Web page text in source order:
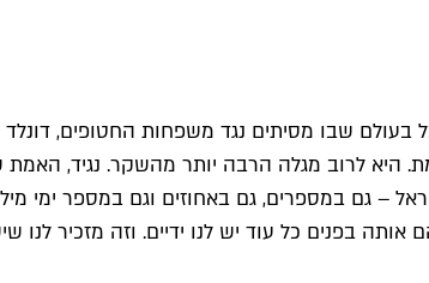
לרוב מגלה הרבה יותר מהשקר. נגיד, האמת
– גם במספרים, גם באחוזים וגם במספר ימי
בפנים כל עוד יש לנו ידיים. וזה מזכיר לנו